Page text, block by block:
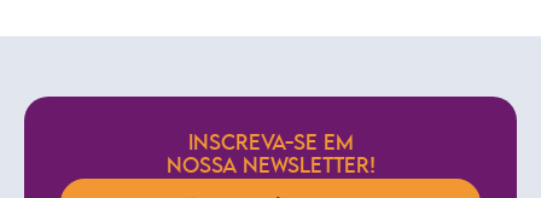
INSCREVA-SE EM
NOSSA NEWSLETTER!